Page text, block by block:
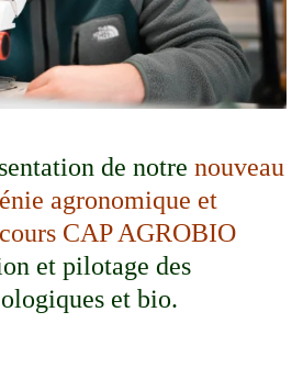
de notre nouveau
agronomique et
CAP AGROBIO
et pilotage des
et bio.